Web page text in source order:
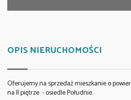
OPIS NIERUCHOMOŚCI
Oferujemy na sprzedaż mieszkanie o
na II piętrze - osiedle Południe.